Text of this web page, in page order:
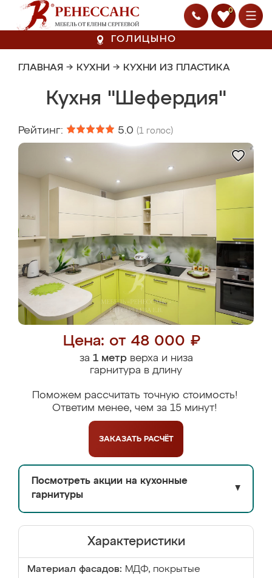
0
ГОЛИЦЫНО
ГЛАВНАЯ → КУХНИ → КУХНИ ИЗ ПЛАСТИКА
Кухня "Шефердия"
Рейтинг: 5.0 (1 голос)
Цена: от 48 000 ₽
за 1 метрверха и низа
гарнитура в длину
Поможем рассчитать точную стоимость!
Ответим менее, чем за 15 минут!
ЗАКАЗАТЬ РАСЧЁТ
Посмотреть акции на кухонные
гарнитуры
▼
Характеристики
Материал фасадов: МДФ, покрытые